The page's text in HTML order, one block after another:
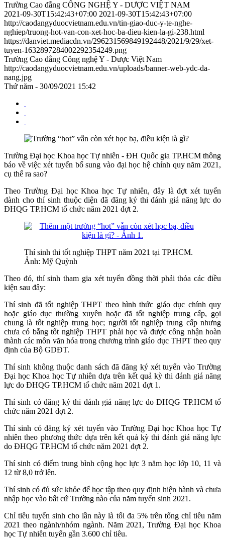
Trường Cao đẳng CÔNG NGHỆ Y - DƯỢC VIỆT NAM
2021-09-30T15:42:43+07:00 2021-09-30T15:42:43+07:00
http://caodangyduocvietnam.edu.vn/tin-giao-duc-y-te-nghe-
nghiep/truong-hot-van-con-xet-hoc-ba-dieu-kien-la-gi-238.html
https://danviet.mediacdn.vn/296231569849192448/2021/9/29/xet-
tuyen-1632897284002292354249.png
Trường Cao đẳng Công nghệ Y - Dược Việt Nam
http://caodangyduocvietnam.edu.vn/uploads/banner-web-ydc-da-
nang.jpg
Thứ năm - 30/09/2021 15:42
Trường Đại học Khoa học Tự nhiên - ĐH Quốc gia TP.HCM thông
báo về việc xét tuyển bổ sung vào đại học hệ chính quy năm 2021,
cụ thể ra sao?
Theo Trường Đại học Khoa học Tự nhiên, đây là đợt xét tuyển
dành cho thí sinh thuộc diện đã đăng ký thi đánh giá năng lực do
ĐHQG TP.HCM tổ chức năm 2021 đợt 2.
Thí sinh thi tốt nghiệp THPT năm 2021 tại TP.HCM.
Ảnh: Mỹ Quỳnh
Theo đó, thí sinh tham gia xét tuyển đồng thời phải thỏa các điều
kiện sau đây:
Thí sinh đã tốt nghiệp THPT theo hình thức giáo dục chính quy
hoặc giáo dục thường xuyên hoặc đã tốt nghiệp trung cấp, gọi
chung là tốt nghiệp trung học; người tốt nghiệp trung cấp nhưng
chưa có bằng tốt nghiệp THPT phải học và được công nhận hoàn
thành các môn văn hóa trong chương trình giáo dục THPT theo quy
định của Bộ GDĐT.
Thí sinh không thuộc danh sách đã đăng ký xét tuyển vào Trường
Đại học Khoa học Tự nhiên dựa trên kết quả kỳ thi đánh giá năng
lực do ĐHQG TP.HCM tổ chức năm 2021 đợt 1.
Thí sinh có đăng ký thi đánh giá năng lực do ĐHQG TP.HCM tổ
chức năm 2021 đợt 2.
Thí sinh có đăng ký xét tuyển vào Trường Đại học Khoa học Tự
nhiên theo phương thức dựa trên kết quả kỳ thi đánh giá năng lực
do ĐHQG TP.HCM tổ chức năm 2021 đợt 2.
Thí sinh có điểm trung bình cộng học lực 3 năm học lớp 10, 11 và
12 từ 8,0 trở lên.
Thí sinh có đủ sức khỏe để học tập theo quy định hiện hành và chưa
nhập học vào bất cứ Trường nào của năm tuyển sinh 2021.
Chỉ tiêu tuyển sinh cho lần này là tối đa 5% trên tổng chỉ tiêu năm
2021 theo ngành/nhóm ngành. Năm 2021, Trường Đại học Khoa
học Tự nhiên tuyển gần 3.600 chỉ tiêu.